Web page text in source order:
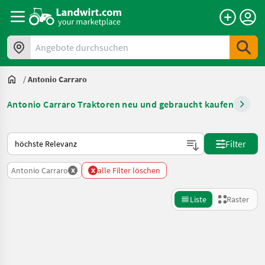
Angebote durchsuchen
/Antonio Carraro
Antonio Carraro Traktoren neu und gebraucht kaufen
So wird auf Landwirt.com sortiert
Filter
Antonio Carraro x x alle Filter löschen
Liste Raster